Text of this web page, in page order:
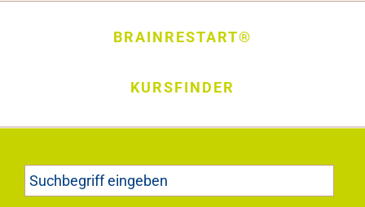
BRAINRESTART®
KURSFINDER